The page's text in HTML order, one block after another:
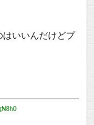
いいんだけどプ